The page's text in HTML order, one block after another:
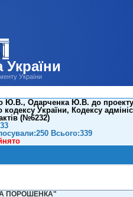
України
Ю.В., Одарченка Ю.В. до
України, Кодексу
(№6232)
Всього:339
ПОРОШЕНКА"